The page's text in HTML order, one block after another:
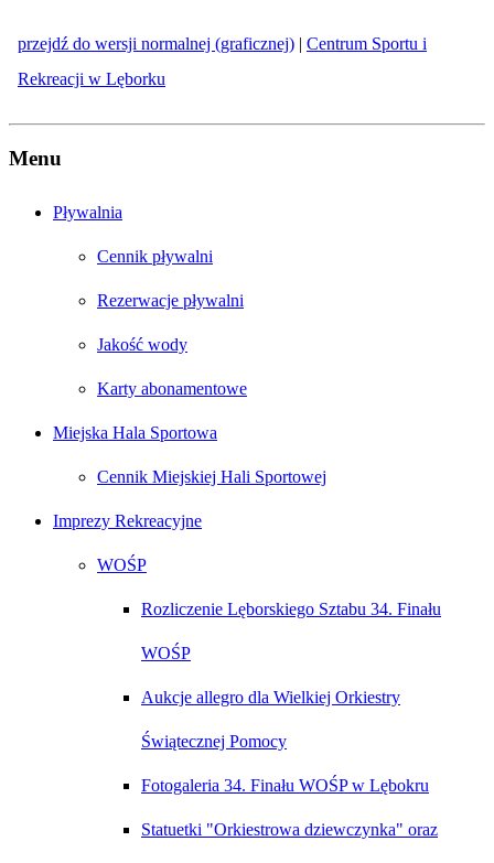
przejdź do wersji normalnej (graficznej) | Centrum Sportu i
Rekreacji w Lęborku
Menu
Pływalnia
Cennik pływalni
Rezerwacje pływalni
Jakość wody
Karty abonamentowe
Miejska Hala Sportowa
Cennik Miejskiej Hali Sportowej
Imprezy Rekreacyjne
WOŚP
Rozliczenie Lęborskiego Sztabu 34. Finału
WOŚP
Aukcje allegro dla Wielkiej Orkiestry
Świątecznej Pomocy
Fotogaleria 34. Finału WOŚP w Lębokru
Statuetki "Orkiestrowa dziewczynka" oraz